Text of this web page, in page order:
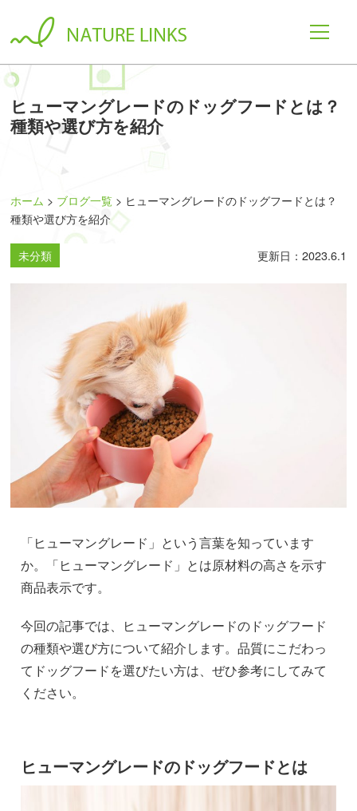
ヒューマングレードのドッグフードとは？
種類や選び方を紹介
ホーム ブログ一覧
ヒューマングレードのドッグフードとは？
種類や選び方を紹介
未分類 更新日：2023.6.1
「ヒューマングレード」という言葉を知っています
か。「ヒューマングレード」とは原材料の高さを示す
商品表示です。
今回の記事では、ヒューマングレードのドッグフード
の種類や選び方について紹介します。品質にこだわっ
てドッグフードを選びたい方は、ぜひ参考にしてみて
ください。
ヒューマングレードのドッグフードとは